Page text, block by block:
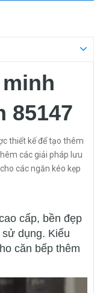
85147
thiết kế để tạo thêm
các giải pháp lưu
các ngăn kéo kẹp
cấp, bền đẹp
dụng. Kiểu
căn bếp thêm